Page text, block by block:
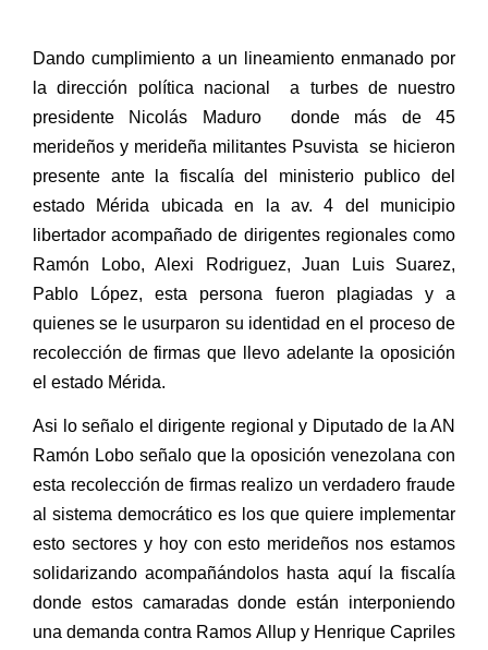
Dando cumplimiento a un lineamiento enmanado por
la dirección política nacional
a turbes de nuestro
presidente Nicolás Maduro
donde más de 45
merideños y merideña militantes Psuvista
se hicieron
presente ante la fiscalía del ministerio publico del
estado Mérida ubicada en la av. 4 del municipio
libertador acompañado de dirigentes regionales como
Ramón Lobo, Alexi Rodriguez, Juan Luis Suarez,
Pablo López, esta persona fueron plagiadas y a
quienes se le usurparon su identidad en el proceso de
recolección de firmas que llevo adelante la oposición
el estado Mérida.
Asi lo señalo el dirigente regional y Diputado de la AN
Ramón Lobo señalo que la oposición venezolana con
esta recolección de firmas realizo un verdadero fraude
al sistema democrático es los que quiere implementar
esto sectores y hoy con esto merideños nos estamos
solidarizando acompañándolos hasta aquí la fiscalía
donde estos camaradas donde están interponiendo
una demanda contra Ramos Allup y Henrique Capriles